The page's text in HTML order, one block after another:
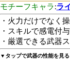
モチーフキャラ:ラ
・火力だけでなく
・スキルで感電付
・厳選できる武器
▼タップで武器の性能を見る